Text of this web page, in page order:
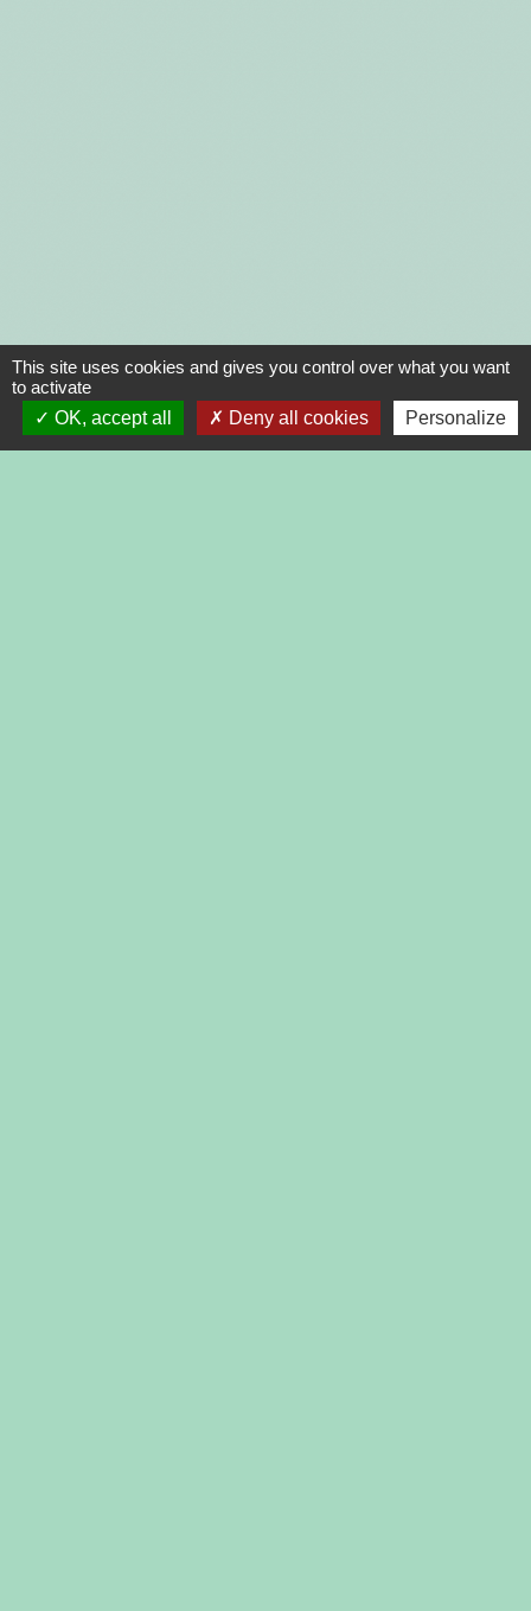
This site uses cookies and gives you control over what you want
to activate
OK, accept all
Deny all cookies Personalize